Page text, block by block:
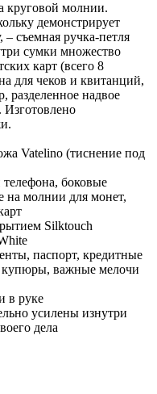
круговой молнии.
демонстрирует
– съемная ручка-петля
сумки множество
карт (всего 8
для чеков и квитанций,
разделенное надвое
Vatelino (тиснение под
боковые
на молнии для монет,
Silktouch
паспорт, кредитные
купюры, важные мелочи
в руке
усилены изнутри
дела